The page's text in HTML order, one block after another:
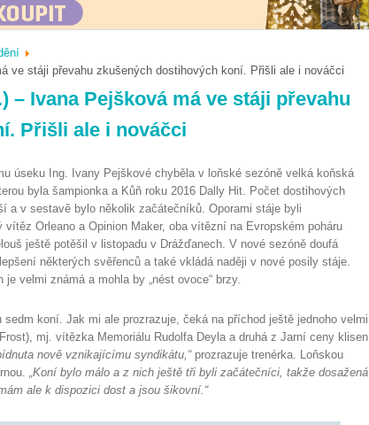
ve stáji převahu zkušených dostihových koní. Přišli ale i nováčci
– Ivana Pejšková má ve stáji převahu
Přišli ale i nováčci
úseku Ing. Ivany Pejškové chyběla v loňské sezóně velká koňská
byla šampionka a Kůň roku 2016 Dally Hit. Počet dostihových
a v sestavě bylo několik začátečníků. Oporami stáje byli
vítěz Orleano a Opinion Maker, oba vítězní na Evropském poháru
ještě potěšil v listopadu v Drážďanech. V nové sezóně doufá
některých svěřenců a také vkládá naději v nové posily stáje.
je velmi známá a mohla by „nést ovoce“ brzy.
koní. Jak mi ale prozrazuje, čeká na příchod ještě jednoho velmi
mj. vítězka Memoriálu Rudolfa Deyla a druhá z Jarní ceny klisen
nově vznikajícímu syndikátu,“ prozrazuje trenérka. Loňskou
„Koní bylo málo a z nich ještě tři byli začátečníci, takže dosažená
ale k dispozici dost a jsou šikovní.“